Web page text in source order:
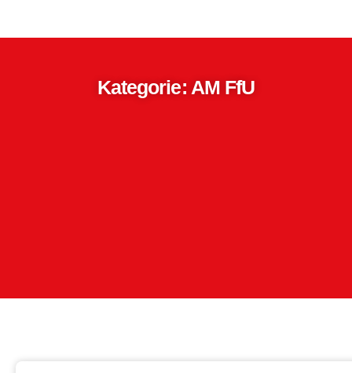
Kategorie: AM FfU